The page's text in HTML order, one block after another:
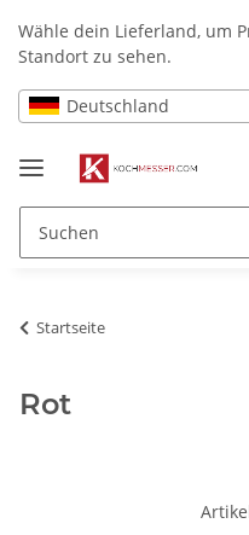
Wähle dein Lieferland, um
Standort zu sehen.
Deutschland
Startseite
Rot